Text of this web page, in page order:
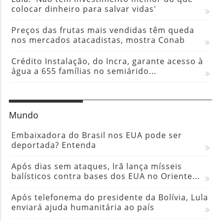
colocar dinheiro para salvar vidas'
Preços das frutas mais vendidas têm queda
nos mercados atacadistas, mostra Conab
Crédito Instalação, do Incra, garante acesso à
água a 655 famílias no semiárido...
Mundo
Embaixadora do Brasil nos EUA pode ser
deportada? Entenda
Após dias sem ataques, Irã lança mísseis
balísticos contra bases dos EUA no Oriente...
Após telefonema do presidente da Bolívia, Lula
enviará ajuda humanitária ao país